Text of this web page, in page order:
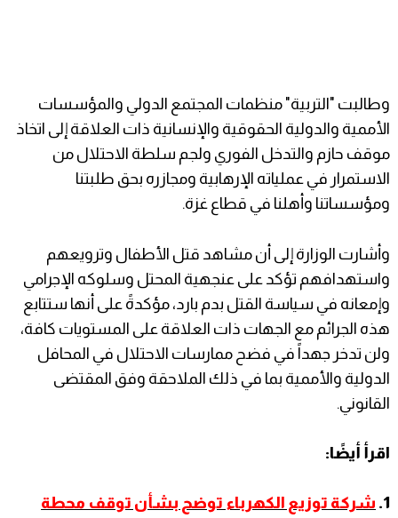
وطالبت "التربية" منظمات المجتمع الدولي والمؤسسات
الأممية والدولية الحقوقية والإنسانية ذات العلاقة إلى اتخاذ
موقف حازم والتدخل الفوري ولجم سلطة الاحتلال من
الاستمرار في عملياته الإرهابية ومجازره بحق طلبتنا
ومؤسساتنا وأهلنا في قطاع غزة.
وأشارت الوزارة إلى أن مشاهد قتل الأطفال وترويعهم
واستهدافهم تؤكد على عنجهية المحتل وسلوكه الإجرامي
وإمعانه في سياسة القتل بدم بارد، مؤكدةً على أنها ستتابع
هذه الجرائم مع الجهات ذات العلاقة على المستويات كافة،
ولن تدخر جهداً في فضح ممارسات الاحتلال في المحافل
الدولية والأممية بما في ذلك الملاحقة وفق المقتضى
القانوني.
اقرأ أيضًا:
1. شركة توزيع الكهرباء توضح بشأن توقف محطة